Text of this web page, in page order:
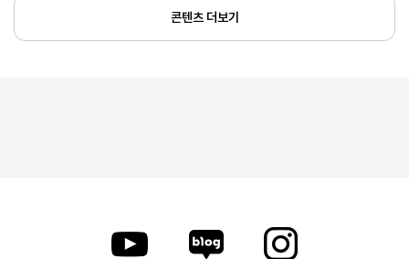
콘텐츠 더보기